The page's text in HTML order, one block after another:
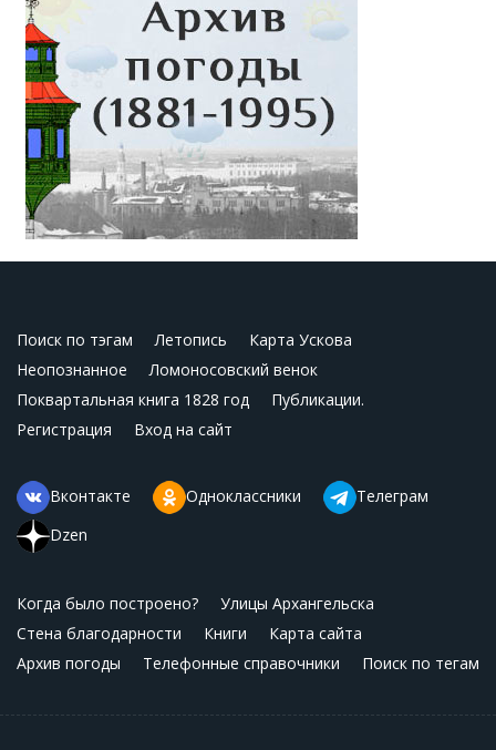
Поиск по тэгам Летопись
Карта Ускова
Неопознанное
Ломоносовский венок
Поквартальная книга 1828 год
Публикации.
Регистрация
Вход на сайт
Вконтакте Одноклассники
Телеграм
Dzen
Когда было построено?
Улицы Архангельска
Стена благодарности
Книги
Карта сайта
Архив погоды
Телефонные справочники Поиск по тегам